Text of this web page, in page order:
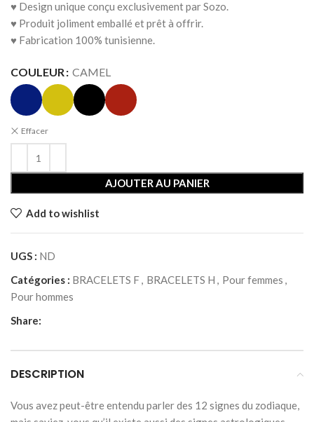
♥ Design unique conçu exclusivement par Sozo.
♥ Produit joliment emballé et prêt à offrir.
♥ Fabrication 100% tunisienne.
COULEUR CAMEL
Effacer
AJOUTER AU PANIER
Add to wishlist
UGS : ND
Catégories : BRACELETS F, BRACELETS H , Pour femmes ,
Pour hommes
Share:
DESCRIPTION
Vous avez peut-être entendu parler des 12 signes du zodiaque,